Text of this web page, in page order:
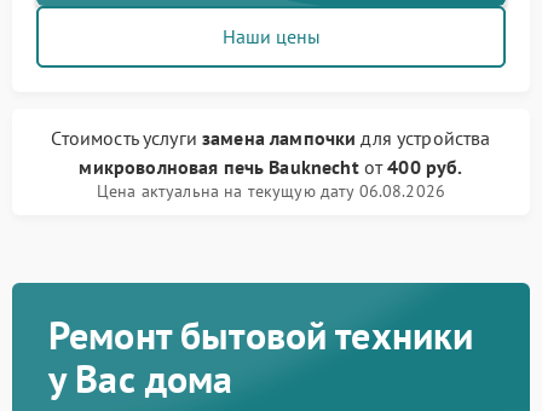
Наши цены
Стоимость услугизамена лампочки для устройства
микроволновая печь Bauknechtот400 руб.
Цена актуальна на текущую дату 06.08.2026
Ремонт бытовой техники
у Вас дома